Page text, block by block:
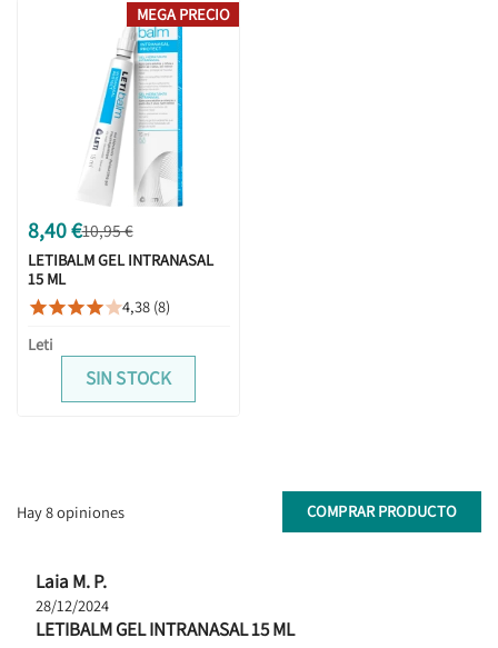
8,40 €10,95 €
LETIBALM GEL INTRANASAL
15 ML
4,38 (8)
Leti
SIN STOCK
MEGA PRECIO
Hay 8 opiniones COMPRAR PRODUCTO
Laia M. P.
28/12/2024
LETIBALM GEL INTRANASAL 15 ML